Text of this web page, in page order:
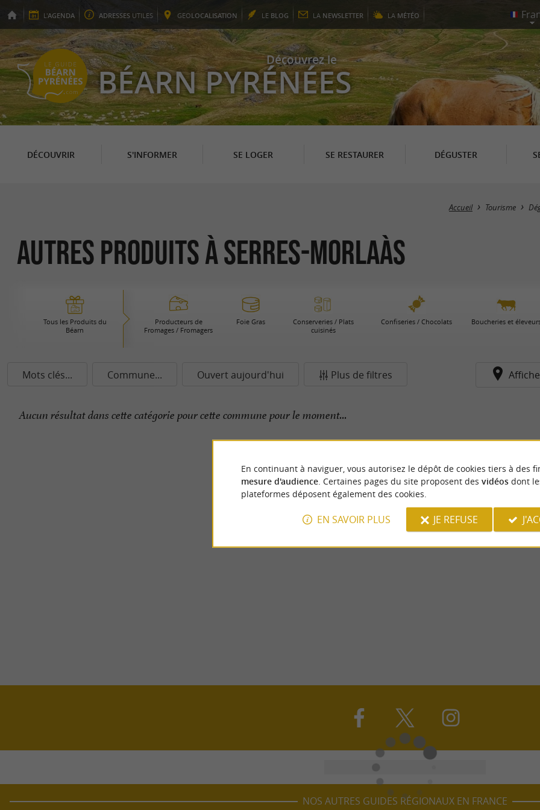
L'AGENDA ADRESSES UTILES GEOLOCALISATION LE BLOG LA NEWSLETTER LA MÉTÉO
Découvrez le
BÉARN PYRÉNÉES
DÉCOUVRIR S'INFORMER SE LOGER SE RESTAURER DÉGUSTER
Accueil Tourisme
Autres produits à Serres-Morlaàs
Tous les Produits du
Béarn
Producteurs de
Fromages / Fromagers
Foie Gras
Conserveries / Plats
cuisinés
Confiseries / Chocolats Boucheries et
Mots clés... Commune... Ouvert aujourd'hui Plus de filtres
Aucun résultat dans cette catégorie pour cette commune pour le moment...
NOS AUTRES GUIDES RÉGIONAUX EN FRANCE
En continuant à naviguer, vous autorisez le dépôt de cookies tiers à des
mesure d'audience. Certaines pages du site proposent des vidéosdont
plateformes déposent également des cookies.
EN SAVOIR PLUS JE REFUSE